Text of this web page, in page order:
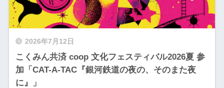
2026年7月12日
こくみん共済 coop 文化フェスティバル2026夏 参
加「CAT-A-TAC『銀河鉄道の夜の、そのまた夜
に』」